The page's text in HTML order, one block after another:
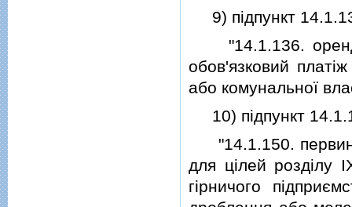
9) пiдпункт
"14.1.136.
обов'язковий
або комунальної
10) пiдпункт
"14.1.150.
для цiлей роздiлу
гiрничого